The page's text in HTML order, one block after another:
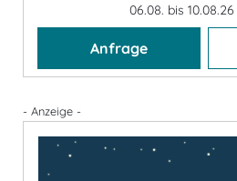
06.08. bis 10.08.26
Anfrage
- Anzeige -